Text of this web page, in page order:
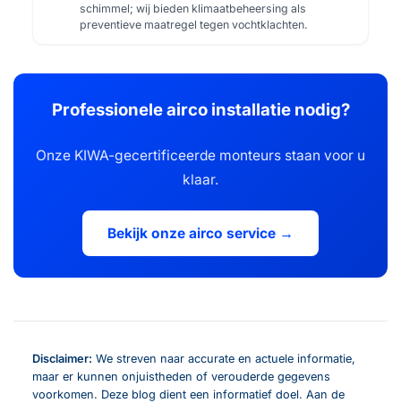
schimmel; wij bieden klimaatbeheersing als
preventieve maatregel tegen vochtklachten.
Professionele airco installatie nodig?
Onze KIWA-gecertificeerde monteurs staan voor u
klaar.
Bekijk onze airco service →
Disclaimer: We streven naar accurate en actuele informatie,
maar er kunnen onjuistheden of verouderde gegevens
voorkomen. Deze blog dient een informatief doel. Aan de